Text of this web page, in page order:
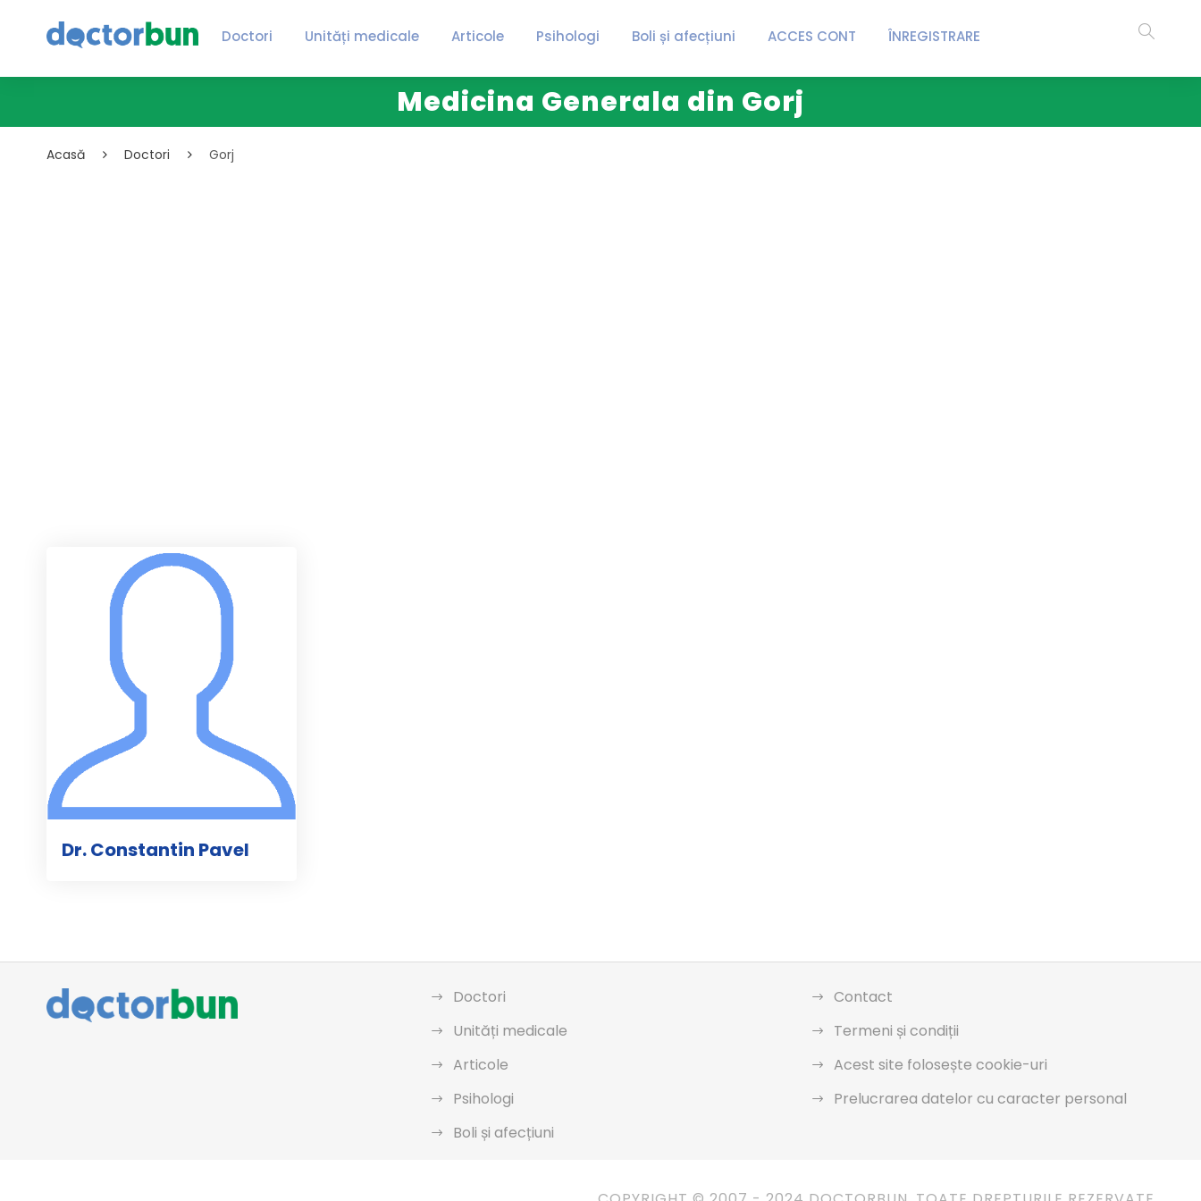
Doctori Unități medicale Articole Psihologi Boli și afecțiuni ACCES CONT ÎNREGISTRARE
Medicina Generala din Gorj
Acasă Doctori Gorj
Dr. Constantin Pavel
Doctori
Unități medicale
Articole
Psihologi
Boli și afecțiuni
Contact
Termeni și condiții
Acest site folosește cookie-uri
Prelucrarea datelor cu caracter personal